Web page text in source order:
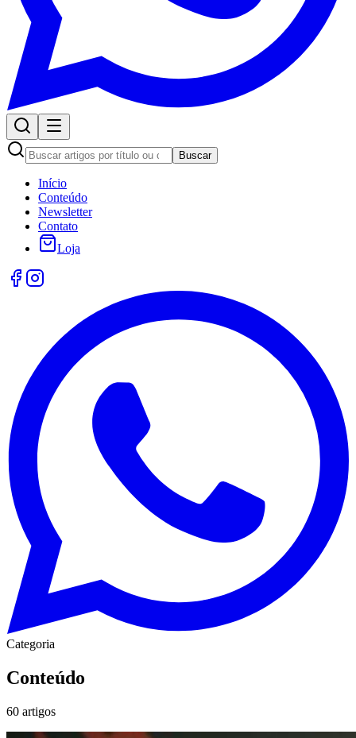
Buscar
Início
Conteúdo
Newsletter
Contato
Loja
Categoria
Conteúdo
60 artigos